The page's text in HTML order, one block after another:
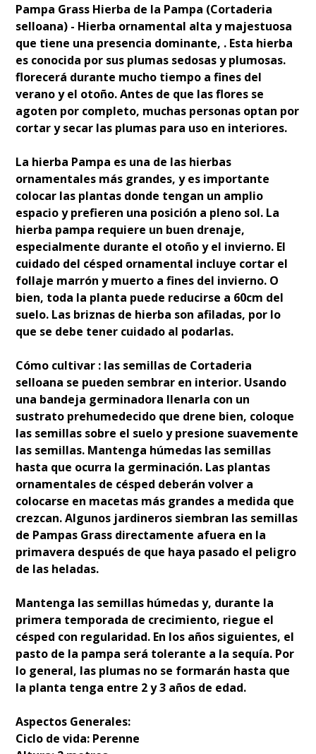
Pampa Grass Hierba de la Pampa (Cortaderia
selloana) - Hierba ornamental alta y majestuosa
que tiene una presencia dominante, . Esta hierba
es conocida por sus plumas sedosas y plumosas.
florecerá durante mucho tiempo a fines del
verano y el otoño. Antes de que las flores se
agoten por completo, muchas personas optan por
cortar y secar las plumas para uso en interiores.
La hierba Pampa es una de las hierbas
ornamentales más grandes, y es importante
colocar las plantas donde tengan un amplio
espacio y prefieren una posición a pleno sol. La
hierba pampa requiere un buen drenaje,
especialmente durante el otoño y el invierno. El
cuidado del césped ornamental incluye cortar el
follaje marrón y muerto a fines del invierno. O
bien, toda la planta puede reducirse a 60cm del
suelo. Las briznas de hierba son afiladas, por lo
que se debe tener cuidado al podarlas.
Cómo cultivar : las semillas de Cortaderia
selloana se pueden sembrar en interior. Usando
una bandeja germinadora llenarla con un
sustrato prehumedecido que drene bien, coloque
las semillas sobre el suelo y presione suavemente
las semillas. Mantenga húmedas las semillas
hasta que ocurra la germinación. Las plantas
ornamentales de césped deberán volver a
colocarse en macetas más grandes a medida que
crezcan. Algunos jardineros siembran las semillas
de Pampas Grass directamente afuera en la
primavera después de que haya pasado el peligro
de las heladas.
Mantenga las semillas húmedas y, durante la
primera temporada de crecimiento, riegue el
césped con regularidad. En los años siguientes, el
pasto de la pampa será tolerante a la sequía. Por
lo general, las plumas no se formarán hasta que
la planta tenga entre 2 y 3 años de edad.
Aspectos Generales:
Ciclo de vida: Perenne